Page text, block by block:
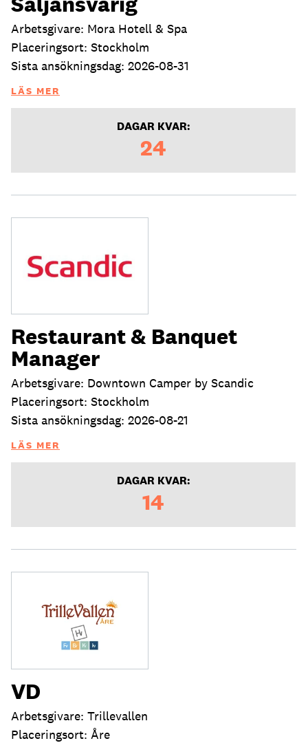
Arbetsgivare: Mora Hotell & Spa
Placeringsort: Stockholm
Sista ansökningsdag: 2026-08-31
LÄS MER
DAGAR KVAR:
24
Restaurant & Banquet
Manager
Arbetsgivare: Downtown Camper by Scandic
Placeringsort: Stockholm
Sista ansökningsdag: 2026-08-21
LÄS MER
DAGAR KVAR:
14
VD
Arbetsgivare: Trillevallen
Placeringsort: Åre